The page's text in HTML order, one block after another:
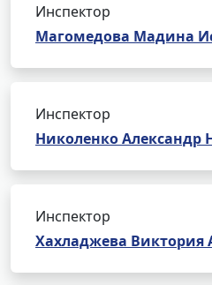
Инспектор
Магомедова Мадина
Инспектор
Николенко Александр
Инспектор
Хахладжева Виктория